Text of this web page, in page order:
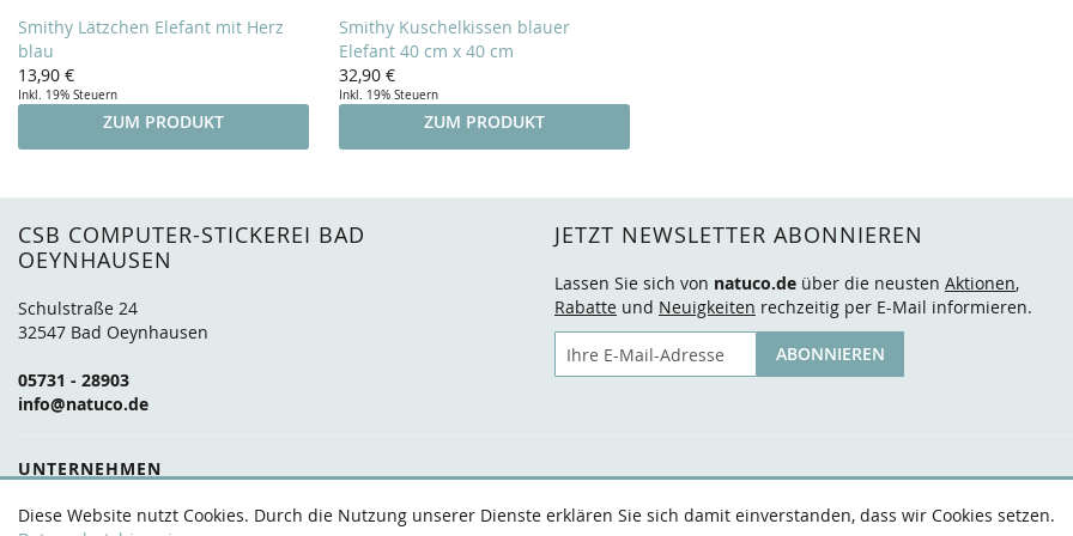
Diese Website nutzt Cookies. Durch die Nutzung unserer Dienste erklären Sie sich damit einverstanden, dass wir Cookies setzen.
Smithy Lätzchen Elefant mit Herz
blau
13,90 €
Inkl. 19% Steuern
ZUM PRODUKT
Smithy Kuschelkissen blauer
Elefant 40 cm x 40 cm
32,90 €
Inkl. 19% Steuern
ZUM PRODUKT
CSB COMPUTER-STICKEREI BAD
OEYNHAUSEN
Schulstraße 24
32547 Bad Oeynhausen
05731 - 28903
info@natuco.de
JETZT NEWSLETTER ABONNIEREN
Lassen Sie sich von natuco.de über die neusten Aktionen,
Rabatte und Neuigkeiten rechzeitig per E-Mail informieren.
E-Mail
ABONNIEREN
UNTERNEHMEN
Über unsMarkenAnfahrtFAQ Kontakt AGB Datenschutz